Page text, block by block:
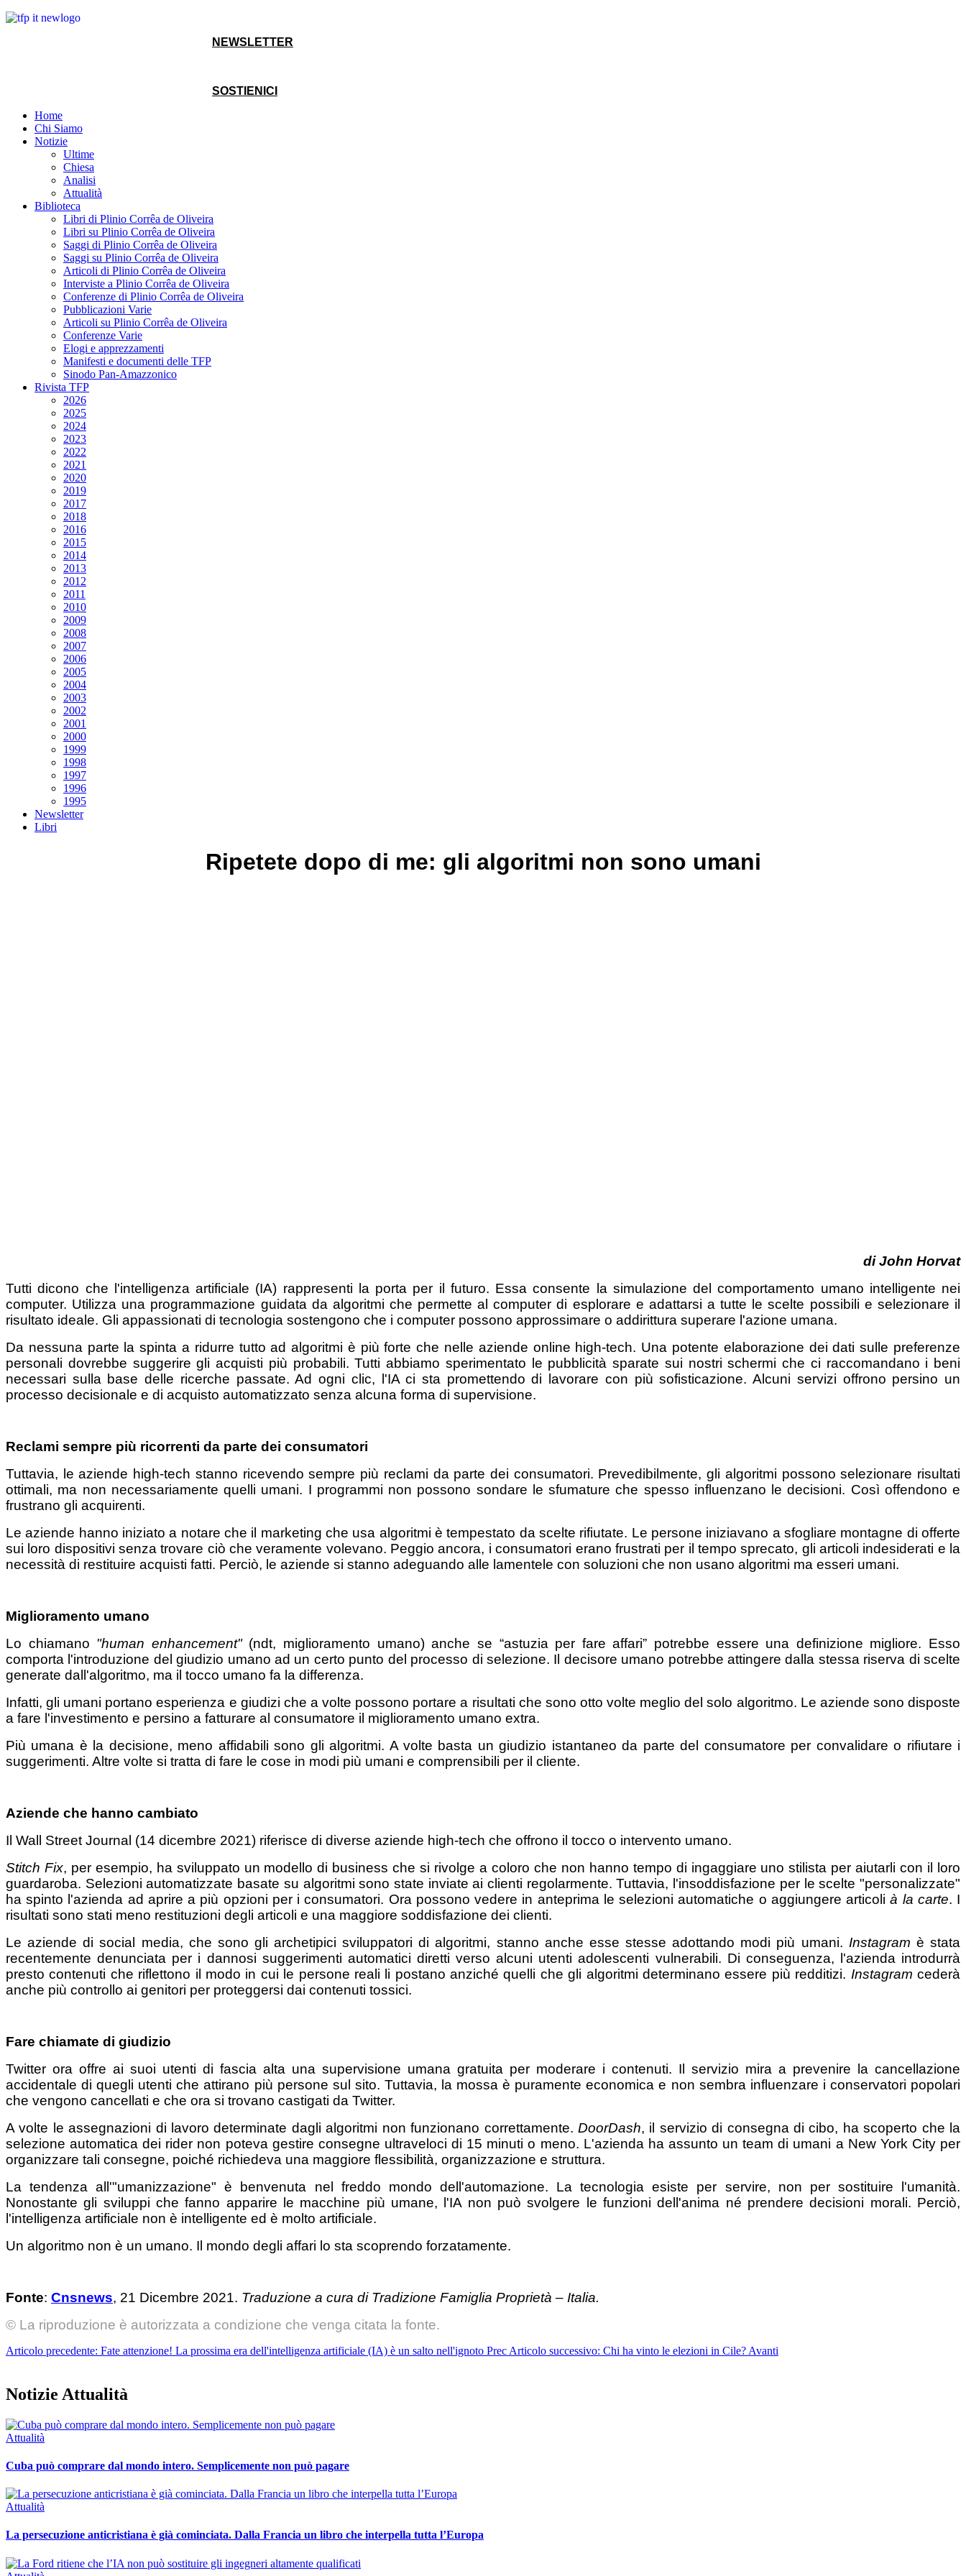
NEWSLETTER
SOSTIENICI
Home
Chi Siamo
Notizie
Ultime
Chiesa
Analisi
Attualità
Biblioteca
Libri di Plinio Corrêa de Oliveira
Libri su Plinio Corrêa de Oliveira
Saggi di Plinio Corrêa de Oliveira
Saggi su Plinio Corrêa de Oliveira
Articoli di Plinio Corrêa de Oliveira
Interviste a Plinio Corrêa de Oliveira
Conferenze di Plinio Corrêa de Oliveira
Pubblicazioni Varie
Articoli su Plinio Corrêa de Oliveira
Conferenze Varie
Elogi e apprezzamenti
Manifesti e documenti delle TFP
Sinodo Pan-Amazzonico
Rivista TFP
2026
2025
2024
2023
2022
2021
2020
2019
2017
2018
2016
2015
2014
2013
2012
2011
2010
2009
2008
2007
2006
2005
2004
2003
2002
2001
2000
1999
1998
1997
1996
1995
Newsletter
Libri
Ripetete dopo di me: gli algoritmi non sono umani
diJohn Horvat
Tutti dicono che l'intelligenza artificiale (IA) rappresenti la porta per il futuro. Essa consente la simulazione del comportamento umano intelligente nei
computer. Utilizza una programmazione guidata da algoritmi che permette al computer di esplorare e adattarsi a tutte le scelte possibili e selezionare il
risultato ideale. Gli appassionati di tecnologia sostengono che i computer possono approssimare o addirittura superare l'azione umana.
Da nessuna parte la spinta a ridurre tutto ad algoritmi è più forte che nelle aziende online high-tech. Una potente elaborazione dei dati sulle preferenze
personali dovrebbe suggerire gli acquisti più probabili. Tutti abbiamo sperimentato le pubblicità sparate sui nostri schermi che ci raccomandano i beni
necessari sulla base delle ricerche passate. Ad ogni clic, l'IA ci sta promettendo di lavorare con più sofisticazione. Alcuni servizi offrono persino un
processo decisionale e di acquisto automatizzato senza alcuna forma di supervisione.
Reclami sempre più ricorrenti da parte dei consumatori
Tuttavia, le aziende high-tech stanno ricevendo sempre più reclami da parte dei consumatori. Prevedibilmente, gli algoritmi possono selezionare risultati
ottimali, ma non necessariamente quelli umani. I programmi non possono sondare le sfumature che spesso influenzano le decisioni. Così offendono e
frustrano gli acquirenti.
Le aziende hanno iniziato a notare che il marketing che usa algoritmi è tempestato da scelte rifiutate. Le persone iniziavano a sfogliare montagne di offerte
sui loro dispositivi senza trovare ciò che veramente volevano. Peggio ancora, i consumatori erano frustrati per il tempo sprecato, gli articoli indesiderati e la
necessità di restituire acquisti fatti. Perciò, le aziende si stanno adeguando alle lamentele con soluzioni che non usano algoritmi ma esseri umani.
Miglioramento umano
Lo chiamano "human enhancement"(ndt, miglioramento umano) anche se “astuzia per fare affari” potrebbe essere una definizione migliore. Esso
comporta l'introduzione del giudizio umano ad un certo punto del processo di selezione. Il decisore umano potrebbe attingere dalla stessa riserva di scelte
generate dall'algoritmo, ma il tocco umano fa la differenza.
Infatti, gli umani portano esperienza e giudizi che a volte possono portare a risultati che sono otto volte meglio del solo algoritmo. Le aziende sono disposte
a fare l'investimento e persino a fatturare al consumatore il miglioramento umano extra.
Più umana è la decisione, meno affidabili sono gli algoritmi. A volte basta un giudizio istantaneo da parte del consumatore per convalidare o rifiutare i
suggerimenti. Altre volte si tratta di fare le cose in modi più umani e comprensibili per il cliente.
Aziende che hanno cambiato
Il Wall Street Journal (14 dicembre 2021) riferisce di diverse aziende high-tech che offrono il tocco o intervento umano.
Stitch Fix, per esempio, ha sviluppato un modello di business che si rivolge a coloro che non hanno tempo di ingaggiare uno stilista per aiutarli con il loro
guardaroba. Selezioni automatizzate basate su algoritmi sono state inviate ai clienti regolarmente. Tuttavia, l'insoddisfazione per le scelte "personalizzate"
ha spinto l'azienda ad aprire a più opzioni per i consumatori. Ora possono vedere in anteprima le selezioni automatiche o aggiungere articolià la carte. I
risultati sono stati meno restituzioni degli articoli e una maggiore soddisfazione dei clienti.
Le aziende di social media, che sono gli archetipici sviluppatori di algoritmi, stanno anche esse stesse adottando modi più umani. Instagram è stata
recentemente denunciata per i dannosi suggerimenti automatici diretti verso alcuni utenti adolescenti vulnerabili. Di conseguenza, l'azienda introdurrà
presto contenuti che riflettono il modo in cui le persone reali li postano anziché quelli che gli algoritmi determinano essere più redditizi. Instagram cederà
anche più controllo ai genitori per proteggersi dai contenuti tossici.
Fare chiamate di giudizio
Twitter ora offre ai suoi utenti di fascia alta una supervisione umana gratuita per moderare i contenuti. Il servizio mira a prevenire la cancellazione
accidentale di quegli utenti che attirano più persone sul sito. Tuttavia, la mossa è puramente economica e non sembra influenzare i conservatori popolari
che vengono cancellati e che ora si trovano castigati da Twitter.
A volte le assegnazioni di lavoro determinate dagli algoritmi non funzionano correttamente. DoorDash, il servizio di consegna di cibo, ha scoperto che la
selezione automatica dei rider non poteva gestire consegne ultraveloci di 15 minuti o meno. L'azienda ha assunto un team di umani a New York City per
organizzare tali consegne, poiché richiedeva una maggiore flessibilità, organizzazione e struttura.
La tendenza all'"umanizzazione" è benvenuta nel freddo mondo dell'automazione. La tecnologia esiste per servire, non per sostituire l'umanità.
Nonostante gli sviluppi che fanno apparire le macchine più umane, l'IA non può svolgere le funzioni dell'anima né prendere decisioni morali. Perciò,
l'intelligenza artificiale non è intelligente ed è molto artificiale.
Un algoritmo non è un umano. Il mondo degli affari lo sta scoprendo forzatamente.
Fonte: Cnsnews, 21 Dicembre 2021. Traduzione a cura di Tradizione Famiglia Proprietà – Italia.
© La riproduzione è autorizzata a condizione che venga citata la fonte.
Articolo precedente: Fate attenzione! La prossima era dell'intelligenza artificiale (IA) è un salto nell'ignoto Prec Articolo successivo: Chi ha vinto le elezioni in Cile? Avanti
Notizie Attualità
Attualità
Cuba può comprare dal mondo intero. Semplicemente non può pagare
Attualità
La persecuzione anticristiana è già cominciata. Dalla Francia un libro che interpella tutta l’Europa